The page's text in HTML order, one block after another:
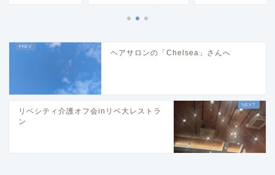
ヘアサロンの「Chelsea」さんへ
リベシティ介護オフ会inリベ大レストラ
ン